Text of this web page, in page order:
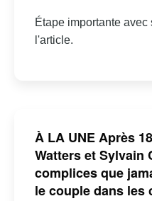
Étape importante
l'article.
À LA UNE Après
Watters et Sylvain
complices que
le couple dans